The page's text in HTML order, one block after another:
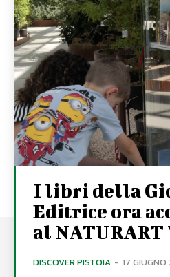
I libri della
Editrice ora
al
DISCOVER PISTOIA - 17